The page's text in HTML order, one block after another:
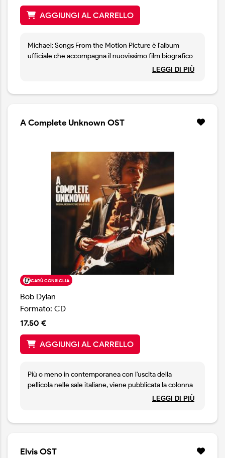
AGGIUNGI AL CARRELLO
Michael: Songs From the Motion Picture è l'album
ufficiale che accompagna il nuovissimo film biografico
Michael. Questo album raccoglie 13 brani presenti nel
'Til You Get Enough”, “Human Nature” e molti altri.
LEGGI DI PIÙ
A Complete Unknown OST
CARÙ CONSIGLIA
Bob Dylan
Formato: CD
17.50 €
AGGIUNGI AL CARRELLO
Più o meno in contemporanea con l'uscita della
pellicola nelle sale italiane, viene pubblicata la colonna
sonora del film del regista James Mangold su Bob
Baez. Al contrario di quanto si potrebbe pensare
LEGGI DI PIÙ
Elvis OST